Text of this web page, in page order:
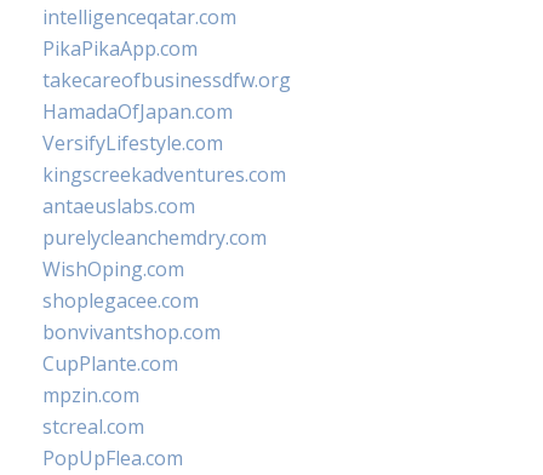
intelligenceqatar.com
PikaPikaApp.com
takecareofbusinessdfw.org
HamadaOfJapan.com
VersifyLifestyle.com
kingscreekadventures.com
antaeuslabs.com
purelycleanchemdry.com
WishOping.com
shoplegacee.com
bonvivantshop.com
CupPlante.com
mpzin.com
stcreal.com
PopUpFlea.com